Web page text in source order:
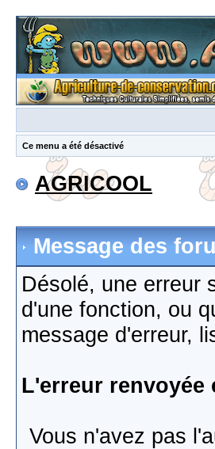
Ce menu a été désactivé
AGRICOOL
Message des
Désolé, une erreur
d'une fonction, ou
message d'erreur,
L'erreur renvoyée
Vous n'avez pas